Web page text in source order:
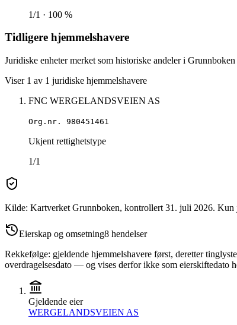
1/1 · 100 %
Tidligere hjemmelshavere
Juridiske enheter merket som historiske andeler i
Viser 1 av 1 juridiske hjemmelshavere
FNC WERGELANDSVEIEN AS
Org.nr. 980451461
Ukjent rettighetstype
1/1
Kilde: Kartverket Grunnboken, kontrollert 31. juli 2026. Kun
Eierskap og omsetning8 hendelser
Rekkefølge: gjeldende hjemmelshavere først, deretter
overdragelsesdato — og vises derfor ikke som eierskiftedato
Gjeldende eier
WERGELANDSVEIEN AS